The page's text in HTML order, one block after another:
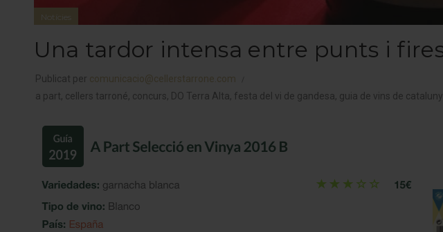
Notícies
Una tardor intensa entre punts i
Publicat per comunicacio@cellerstarrone.com
a part, cellers tarroné, concurs, DO Terra Alta, festa del vi de gandesa, guia de vins de